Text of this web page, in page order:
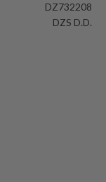
DZ732208
DZS D.D.